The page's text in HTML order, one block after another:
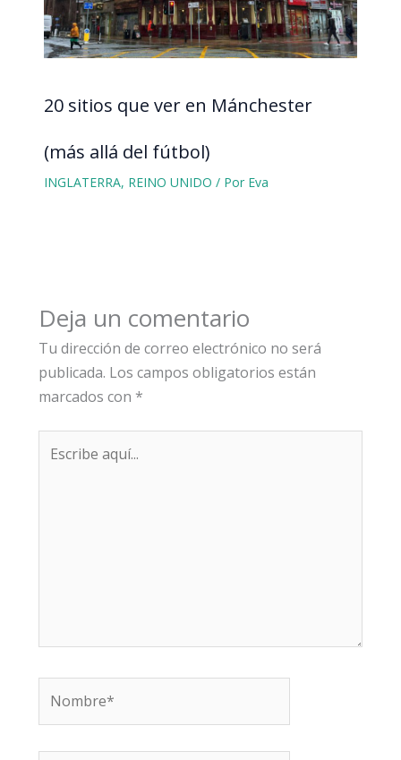
20 sitios que ver en Mánchester
(más allá del fútbol)
INGLATERRA, REINO UNIDO / Por Eva
Deja un comentario
Tu dirección de correo electrónico no será
publicada. Los campos obligatorios están
marcados con *
aquí...